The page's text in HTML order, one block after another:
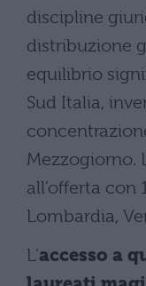
discipline
distribuzione
equilibrio
Sud Italia,
Mezzogiorno.
all’offerta con
Lombardia,
L’accesso a